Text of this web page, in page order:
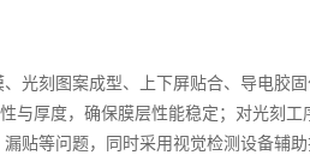
光刻图案成型、上下屏贴合、导电胶
与厚度，确保膜层性能稳定；对光刻
贴等问题，同时采用视觉检测设备辅助